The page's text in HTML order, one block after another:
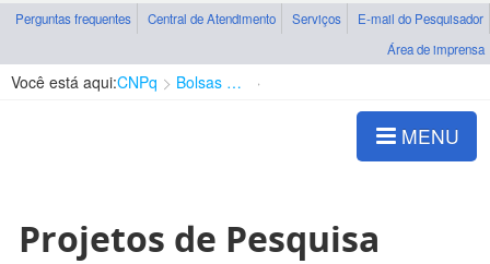
Perguntas frequentes Central de Atendimento Serviços
E-mail do Pesquisador
Área de imprensa
Você está aqui:CNPq Bolsas e Auxílios Vigentes
MENU
Projetos de Pesquisa